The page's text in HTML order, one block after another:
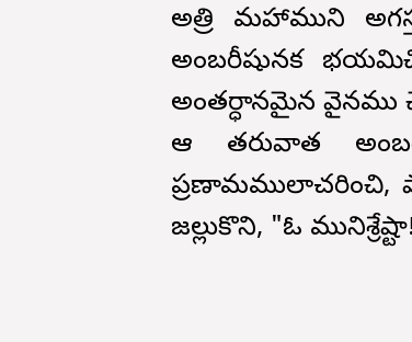
అత్రి మహాముని
అంబరీషునక
అంతర్ధానమైన వైనము
ఆ తరువాత
ప్రణామములాచరించి,
జల్లుకొని, "ఓ మునిశ్రేష్టా!